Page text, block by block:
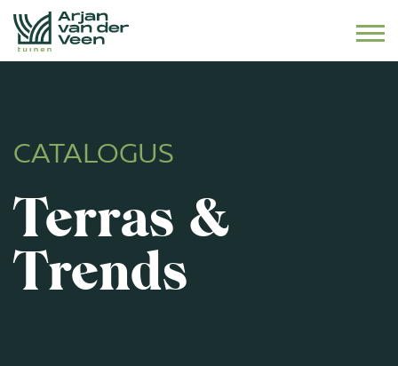
CATALOGUS
Terras &
Trends